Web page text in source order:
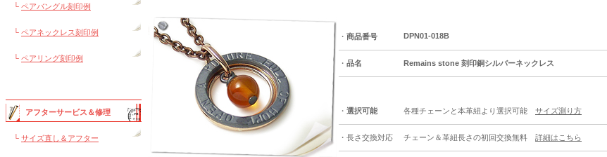
└ ペアバングル刻印例
└ ペアネックレス刻印例
└ ペアリング刻印例
アフターサービス＆修理
└ サイズ直し＆アフター
・ 商品番号 DPN01-018B
・ 品名 Remains stone 刻印銅シルバーネックレス
・ 選択可能 各種チェーンと本革紐より選択可能 サイズ測り方
・長さ交換対応 チェーン＆革紐長さの初回交換無料 詳細はこちら